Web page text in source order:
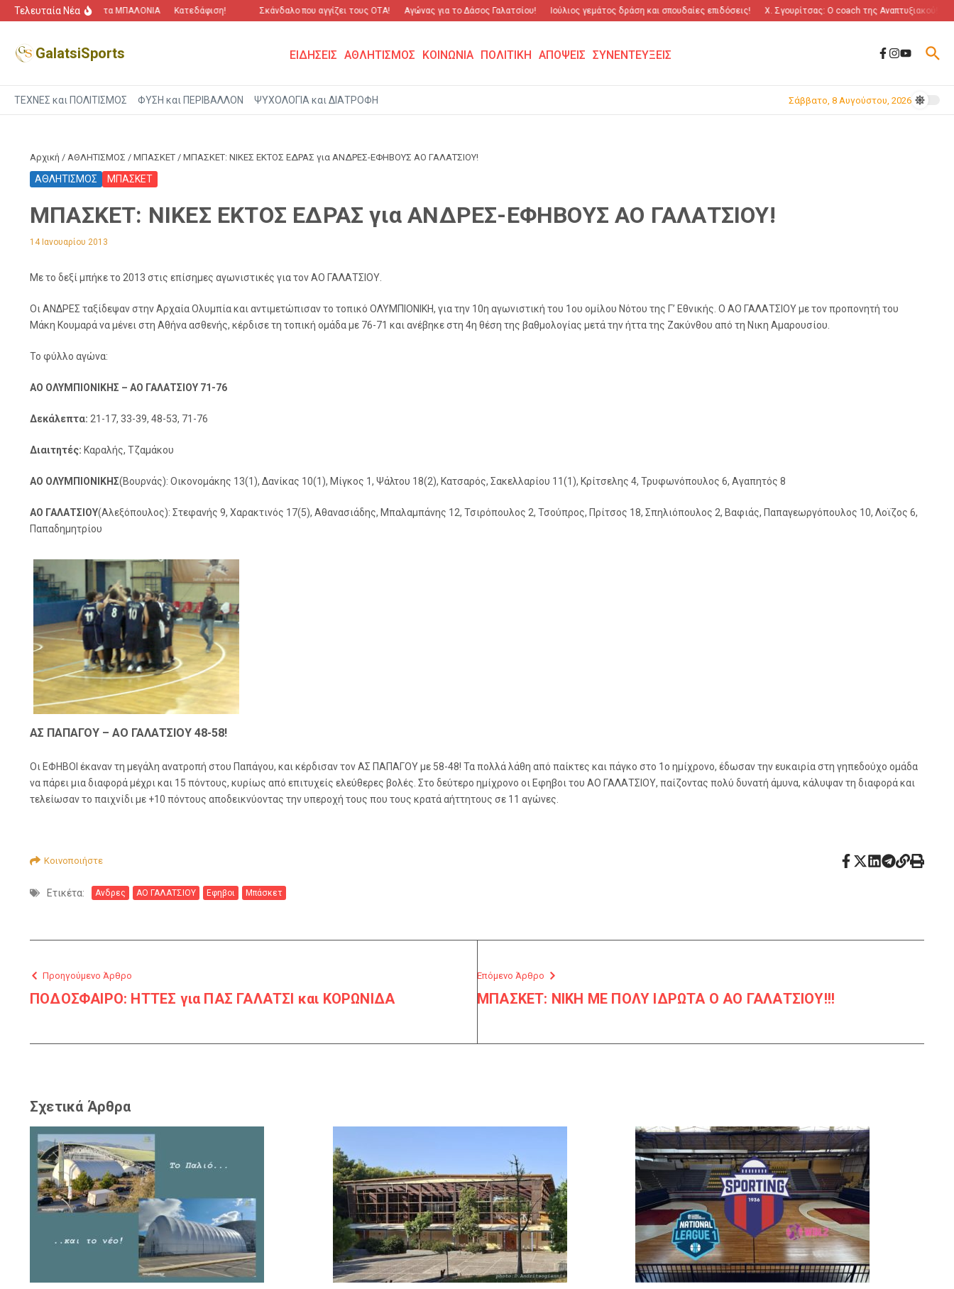
Μετάβαση στο περιεχόμενο
Τελευταία Νέα
“Πόλεμος” για τα ΜΠΑΛΟΝΙΑ Κατεδάφιση! Σκάνδαλο που αγγίζει τους ΟΤΑ! Αγώνας για το Δάσος Γαλατσίου! Ιούλιος γεμάτος δράση και σπουδαίες επιδόσεις! Χ. Σγουρίτσας: O coach της Αναπτυξιακού!
GalatsiSports ΕΙΔΗΣΕΙΣ ΑΘΛΗΤΙΣΜΟΣ ΚΟΙΝΩΝΙΑ ΠΟΛΙΤΙΚΗ ΑΠΟΨΕΙΣ ΣΥΝΕΝΤΕΥΞΕΙΣ
ΤΕΧΝΕΣ και ΠΟΛΙΤΙΣΜΟΣ ΦΥΣΗ και ΠΕΡΙΒΑΛΛΟΝ ΨΥΧΟΛΟΓΙΑ και ΔΙΑΤΡΟΦΗ Σάββατο, 8 Αυγούστου, 2026
Αρχική / ΑΘΛΗΤΙΣΜΟΣ / ΜΠΑΣΚΕΤ / ΜΠΑΣΚΕΤ: ΝΙΚΕΣ ΕΚΤΟΣ ΕΔΡΑΣ για ΑΝΔΡΕΣ-ΕΦΗΒΟΥΣ ΑΟ ΓΑΛΑΤΣΙΟΥ!
ΑΘΛΗΤΙΣΜΟΣ ΜΠΑΣΚΕΤ
ΜΠΑΣΚΕΤ: ΝΙΚΕΣ ΕΚΤΟΣ ΕΔΡΑΣ για ΑΝΔΡΕΣ-ΕΦΗΒΟΥΣ ΑΟ ΓΑΛΑΤΣΙΟΥ!
14 Ιανουαρίου 2013
Με το δεξί μπήκε το 2013 στις επίσημες αγωνιστικές για τον ΑΟ ΓΑΛΑΤΣΙΟΥ.
Οι ΑΝΔΡΕΣ ταξίδεψαν στην Αρχαία Ολυμπία και αντιμετώπισαν το τοπικό ΟΛΥΜΠΙΟΝΙΚΗ, για την 10η αγωνιστική του 1ου ομίλου Νότου της Γ’ Εθνικής. O ΑΟ ΓΑΛΑΤΣΙΟΥ με τον προπονητή του
Μάκη Κουμαρά να μένει στη Αθήνα ασθενής, κέρδισε τη τοπική ομάδα με 76-71 και ανέβηκε στη 4η θέση της βαθμολογίας μετά την ήττα της Ζακύνθου από τη Νικη Αμαρουσίου.
Το φύλλο αγώνα:
ΑΟ ΟΛΥΜΠΙΟΝΙΚΗΣ – ΑΟ ΓΑΛΑΤΣΙΟΥ 71-76
Δεκάλεπτα: 21-17, 33-39, 48-53, 71-76
Διαιτητές: Καραλής, Τζαμάκου
ΑΟ ΟΛΥΜΠΙΟΝΙΚΗΣ(Βουρνάς): Οικονομάκης 13(1), Δανίκας 10(1), Μίγκος 1, Ψάλτου 18(2), Κατσαρός, Σακελλαρίου 11(1), Κρίτσελης 4, Τρυφωνόπουλος 6, Αγαπητός 8
ΑΟ ΓΑΛΑΤΣΙΟΥ(Αλεξόπουλος): Στεφανής 9, Χαρακτινός 17(5), Αθανασιάδης, Μπαλαμπάνης 12, Τσιρόπουλος 2, Τσούπρος, Πρίτσος 18, Σπηλιόπουλος 2, Βαφιάς, Παπαγεωργόπουλος 10, Λοϊζος 6,
Παπαδημητρίου
ΑΣ ΠΑΠΑΓΟΥ – ΑΟ ΓΑΛΑΤΣΙΟΥ 48-58!
Οι ΕΦΗΒΟΙ έκαναν τη μεγάλη ανατροπή στου Παπάγου, και κέρδισαν τον ΑΣ ΠΑΠΑΓΟΥ με 58-48! Τα πολλά λάθη από παίκτες και πάγκο στο 1ο ημίχρονο, έδωσαν την ευκαιρία στη γηπεδούχο ομάδα
να πάρει μια διαφορά μέχρι και 15 πόντους, κυρίως από επιτυχείς ελεύθερες βολές. Στο δεύτερο ημίχρονο οι Εφηβοι του ΑΟ ΓΑΛΑΤΣΙΟΥ, παίζοντας πολύ δυνατή άμυνα, κάλυψαν τη διαφορά και
τελείωσαν το παιχνίδι με +10 πόντους αποδεικνύοντας την υπεροχή τους που τους κρατά αήττητους σε 11 αγώνες.
Κοινοποιήστε
Ετικέτα: Ανδρες ΑΟ ΓΑΛΑΤΣΙΟΥ Εφηβοι Μπάσκετ
Προηγούμενο Άρθρο
ΠΟΔΟΣΦΑΙΡΟ: ΗΤΤΕΣ για ΠΑΣ ΓΑΛΑΤΣΙ και ΚΟΡΩΝΙΔΑ
Επόμενο Άρθρο
ΜΠΑΣΚΕΤ: ΝΙΚΗ ΜΕ ΠΟΛΥ ΙΔΡΩΤΑ Ο ΑΟ ΓΑΛΑΤΣΙΟΥ!!!
Σχετικά Άρθρα